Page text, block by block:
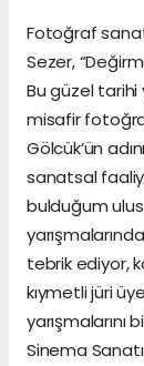
Fotoğraf
Sezer,
Bu güzel tarihi
misafir
Gölcük’ün
sanatsal
bulduğum
tebrik ediyor,
kıymetli jüri
Sinema